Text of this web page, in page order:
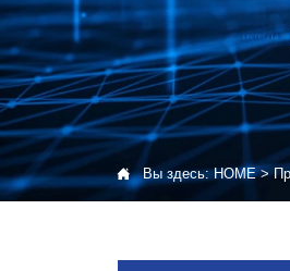
 Вы здесь:HOME>